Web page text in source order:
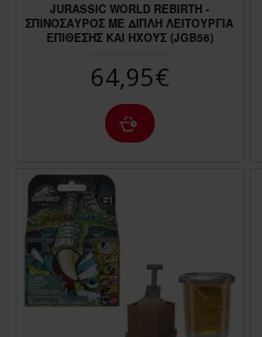
JURASSIC WORLD REBIRTH -
ΣΠΙΝΟΣΑΥΡΟΣ ΜΕ ΔΙΠΛΗ ΛΕΙΤΟΥΡΓΙΑ
ΕΠΙΘΕΣΗΣ ΚΑΙ ΗΧΟΥΣ (JGB56)
64,95€